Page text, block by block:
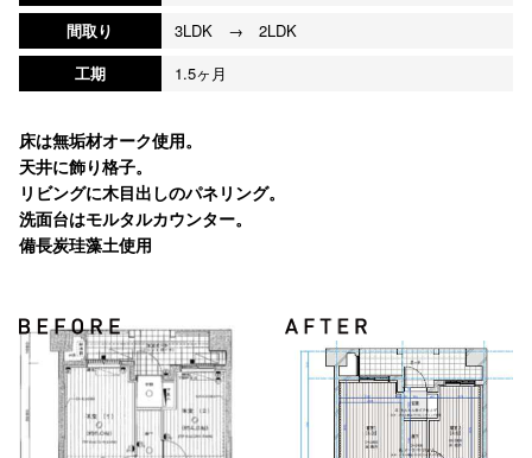
間取り
3LDK → 2LDK
工期
1.5ヶ月
床は無垢材オーク使用。
天井に飾り格子。
リビングに木目出しのパネリング。
洗面台はモルタルカウンター。
備長炭珪藻土使用